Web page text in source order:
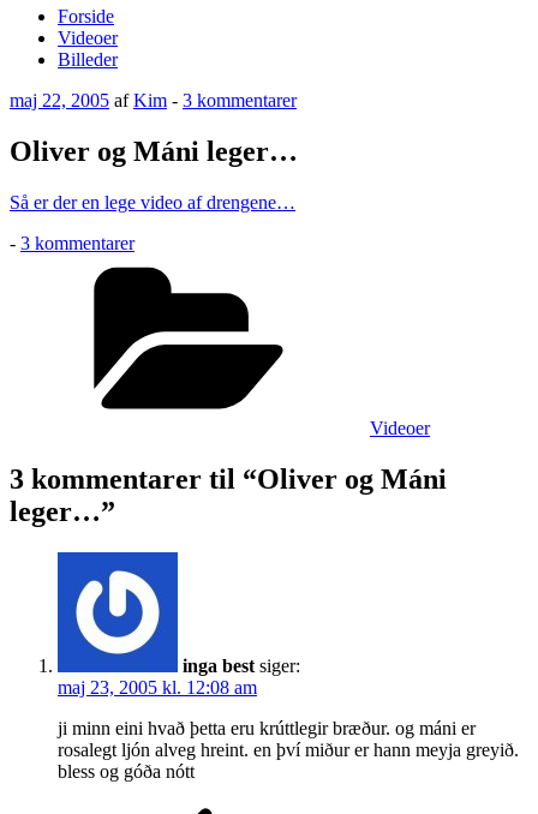
Forside
Videoer
Billeder
Udgivet
maj 22, 2005 afKim - 3 kommentarertil
Oliver og Máni leger…
Så er der en lege video af drengene…
- 3 kommentarertil
Oliver
leger…
Videoer
3 kommentarer til “Oliver og Máni
leger…”
inga best siger:
maj 23, 2005 kl. 12:08 am
ji minn eini hvað þetta eru krúttlegir bræður. og máni er
rosalegt ljón alveg hreint. en því­ miður er hann meyja greyið.
bless og góða nótt